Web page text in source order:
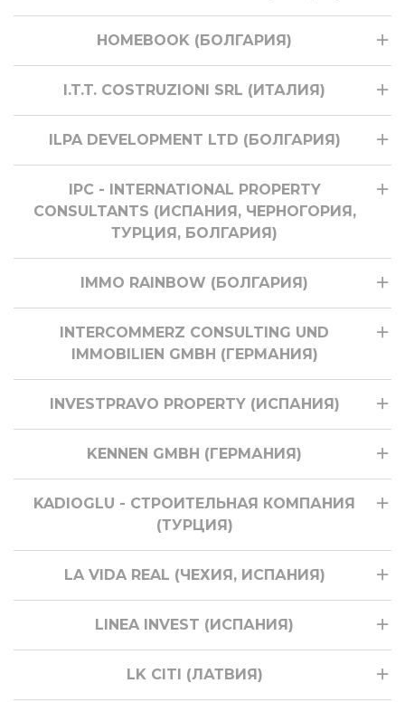
HOMEBOOK (БОЛГАРИЯ)
I.T.T. COSTRUZIONI SRL (ИТАЛИЯ)
ILPA DEVELOPMENT LTD (БОЛГАРИЯ)
IPC - INTERNATIONAL PROPERTY
CONSULTANTS (ИСПАНИЯ, ЧЕРНОГОРИЯ,
ТУРЦИЯ, БОЛГАРИЯ)
IMMO RAINBOW (БОЛГАРИЯ)
INTERCOMMERZ CONSULTING UND
IMMOBILIEN GMBH (ГЕРМАНИЯ)
INVESTPRAVO PROPERTY (ИСПАНИЯ)
KENNEN GMBH (ГЕРМАНИЯ)
KADIOGLU - СТРОИТЕЛЬНАЯ КОМПАНИЯ
(ТУРЦИЯ)
LA VIDA REAL (ЧЕХИЯ, ИСПАНИЯ)
LINEA INVEST (ИСПАНИЯ)
LK CITI (ЛАТВИЯ)